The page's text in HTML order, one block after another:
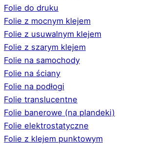
Folie do druku
Folie z mocnym klejem
Folie z usuwalnym klejem
Folie z szarym klejem
Folie na samochody
Folie na ściany
Folie na podłogi
Folie translucentne
Folie banerowe (na plandeki)
Folie elektrostatyczne
Folie z klejem punktowym